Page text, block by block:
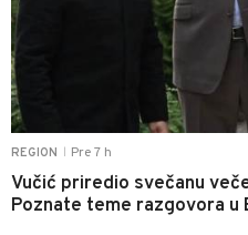
REGION Pre 7 h
Vučić priredio svečanu
Poznate teme razgovora u